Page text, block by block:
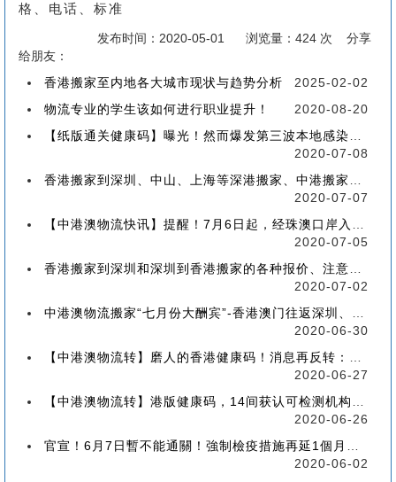
格、电话、标准
发布时间：2020-05-01 浏览量：424 次 分享
给朋友：
香港搬家至内地各大城市现状与趋势分析
2025-02-02
物流专业的学生该如何进行职业提升！
2020-08-20
【纸版通关健康码】曝光！然而爆发第三波本地感染，或再推迟启用！
2020-07-08
香港搬家到深圳、中山、上海等深港搬家、中港搬家的業務範圍、技術保障
2020-07-07
【中港澳物流快讯】提醒！7月6日起，经珠澳口岸入境有新变化！
2020-07-05
香港搬家到深圳和深圳到香港搬家的各种报价、注意事项和派送价格【深港搬家价格查询】
2020-07-02
中港澳物流搬家“七月份大酬宾”-香港澳门往返深圳、珠海、中山、广州等中港澳搬屋搬家
2020-06-30
【中港澳物流转】磨人的香港健康码！消息再反转：或下周一启用！
2020-06-27
【中港澳物流转】港版健康码，14间获认可检测机构确定！
2020-06-26
官宣！6月7日暫不能通關！強制檢疫措施再延1個月！【香港到深圳搬屋搬家又要延长了】
2020-06-02